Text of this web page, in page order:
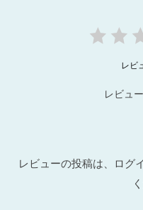
レビ
レビュ
レビューの投稿は、ログ